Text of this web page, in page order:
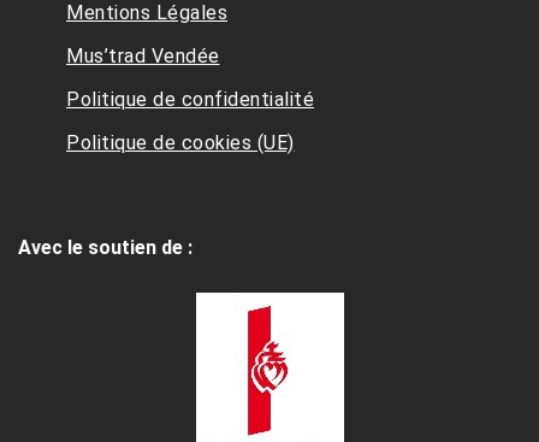
Mentions Légales
Mus’trad Vendée
Politique de confidentialité
Politique de cookies (UE)
Avec le soutien de :